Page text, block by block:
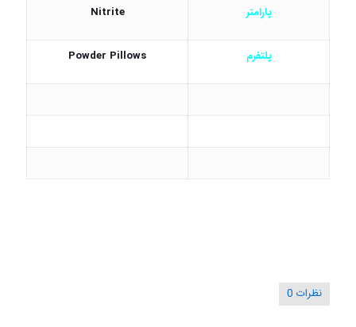
پارامتر Nitrite
پلتفرم Powder Pillows
نظرات 0